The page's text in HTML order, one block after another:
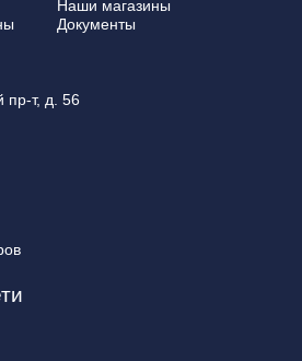
Наши магазины
Документы
пр-т, д. 56